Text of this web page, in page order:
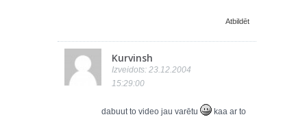
Atbildēt
Kurvinsh
Izveidots: 23.12.2004
15:29:00
dabuut to video jau varētu
kaa ar to